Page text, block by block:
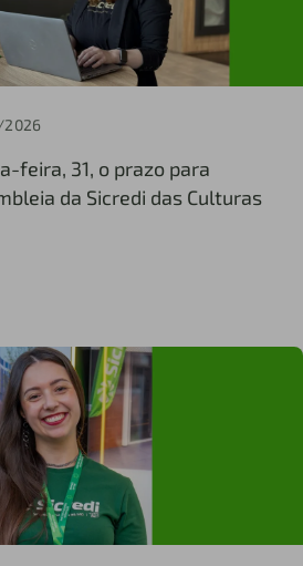
feira, 31, o prazo para
da Sicredi das Culturas